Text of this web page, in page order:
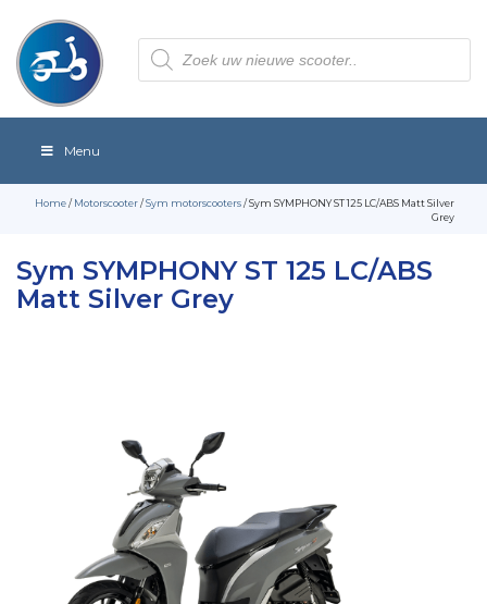
Producten
zoeken
Menu
Home/Motorscooter/Sym motorscooters/ Sym SYMPHONY ST 125 LC/ABS Matt Silver
Grey
Sym SYMPHONY ST 125 LC/ABS
Matt Silver Grey